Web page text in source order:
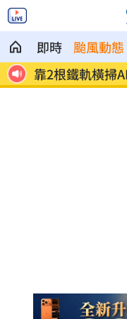
即時 颱風動態
靠2根鐵軌橫掃